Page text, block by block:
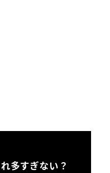
多すぎない？